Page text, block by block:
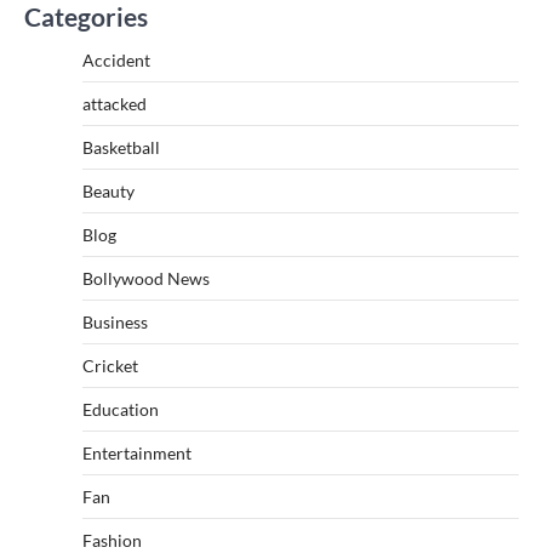
Categories
Accident
attacked
Basketball
Beauty
Blog
Bollywood News
Business
Cricket
Education
Entertainment
Fan
Fashion